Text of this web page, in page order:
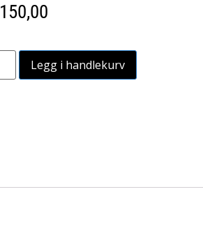
150,00
Legg i handlekurv